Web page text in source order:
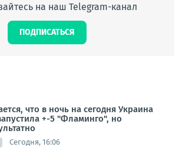
на наш Telegram-канал
ПОДПИСАТЬСЯ
что в ночь на сегодня Украина
+-5 "Фламинго", но
Сегодня, 16:06